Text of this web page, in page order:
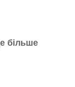
більше